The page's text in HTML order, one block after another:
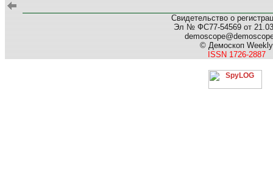
Свидетельство о
Эл № ФС77-54569 от
© Демоскоп Weekly
ISSN 1726-2887